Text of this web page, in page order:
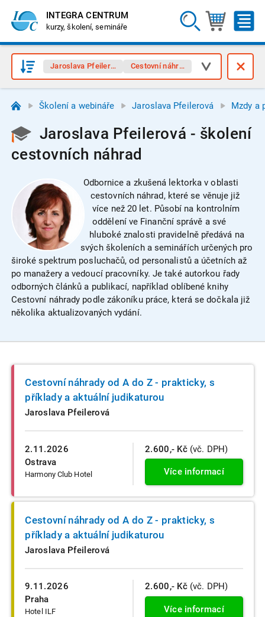
INTEGRA CENTRUM
kurzy, školení, semináře
Jaroslava Pfeilerová Cestovní náhrady
Školení a webináře Jaroslava Pfeilerová Mzdy a
Jaroslava Pfeilerová - školení
cestovních náhrad
Odbornice a zkušená lektorka v oblasti
cestovních náhrad, které se věnuje již
více než 20 let. Působí na kontrolním
oddělení ve Finanční správě a své
hluboké znalosti pravidelně předává na
svých školeních a seminářích určených pro
široké spektrum posluchačů, od personalistů a účetních až
po manažery a vedoucí pracovníky. Je také autorkou řady
odborných článků a publikací, například oblíbené knihy
Cestovní náhrady podle zákoníku práce, která se dočkala již
několika aktualizovaných vydání.
2.11.2026
Ostrava
Harmony Club Hotel
Cestovní náhrady od A do Z - prakticky, s
příklady a aktuální judikaturou
Jaroslava Pfeilerová
2.600,- Kč (vč. DPH)
Více informací
9.11.2026
Praha
Hotel ILF
Cestovní náhrady od A do Z - prakticky, s
příklady a aktuální judikaturou
Jaroslava Pfeilerová
2.600,- Kč (vč. DPH)
Více informací